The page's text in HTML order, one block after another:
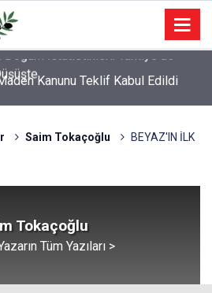
Kanunu Teklif Kabul Edildi
Saim Tokaçoğlu
BEYAZ'IN İLK
Tokaçoğlu
Tüm Yazıları >